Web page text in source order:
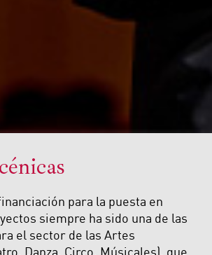
para la puesta en
siempre ha sido una de las
el sector de las Artes
Danza, Circo, Músicales), que